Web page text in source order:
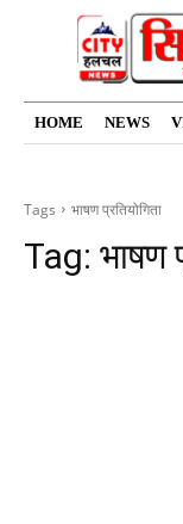
HOME NEWS
Tags भाषण प्रतियोगिता
Tag: भाषण